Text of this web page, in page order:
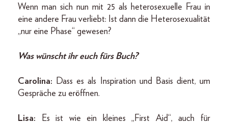
Wenn man sich nun mit 25 als heterosexuelle Frau in
eine andere Frau verliebt: Ist dann die Heterosexualität
„nur eine Phase“ gewesen?
Was wünscht ihr euch fürs Buch?
Carolina: Dass es als Inspiration und Basis dient, um
Gespräche zu eröffnen.
Lisa:
Es ist wie ein kleines „First Aid“, auch für